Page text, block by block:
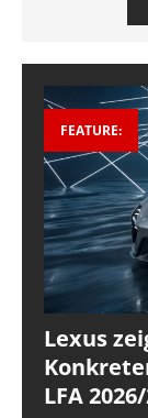
FEATURE:
Lexus
LFA